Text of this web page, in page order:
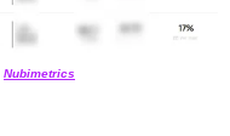
Nubimetrics